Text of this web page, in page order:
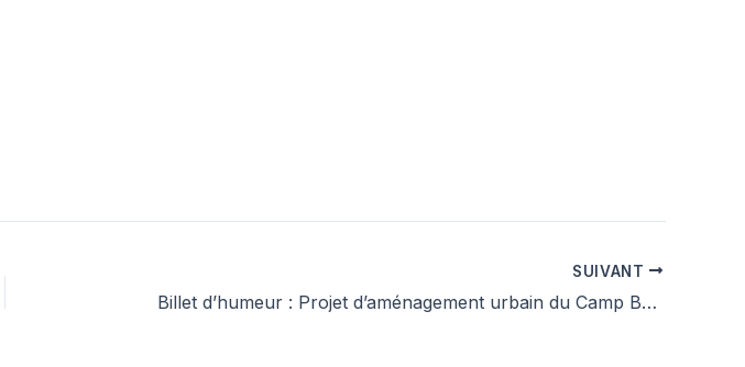
SUIVANT
Billet d’humeur : Projet d’aménagement urbain du Camp Bertrand